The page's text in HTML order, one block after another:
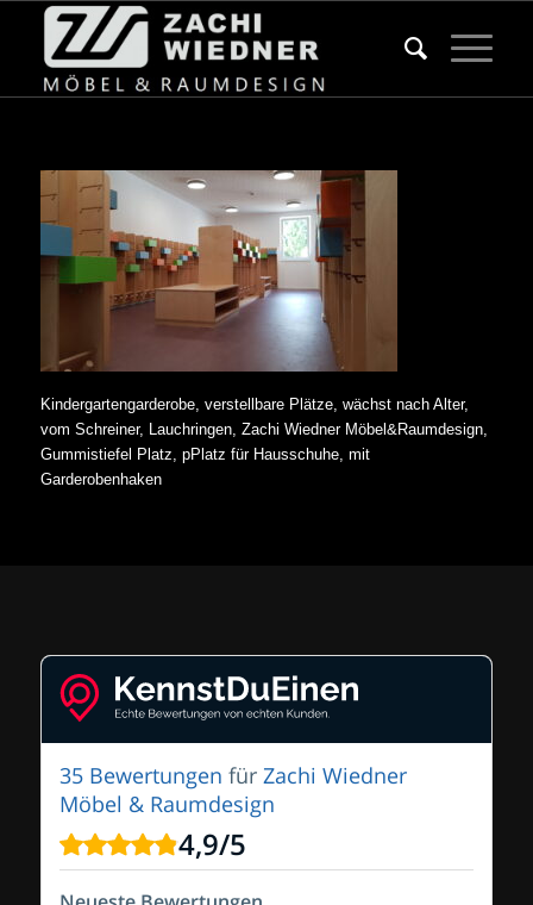
Kindergartengarderobe, verstellbare Plätze, wächst nach Alter,
vom Schreiner, Lauchringen, Zachi Wiedner Möbel&Raumdesign,
Gummistiefel Platz, pPlatz für Hausschuhe, mit
Garderobenhaken
35 Bewertungen für Zachi Wiedner
Möbel & Raumdesign
4,9/5